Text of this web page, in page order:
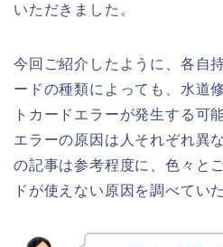
いただきました。
今回ご紹介したように、各自
ードの種類によっても、水道
トカードエラーが発生する可
エラーの原因は人それぞれ異
の記事は参考程度に、色々と
ドが使えない原因を調べてい